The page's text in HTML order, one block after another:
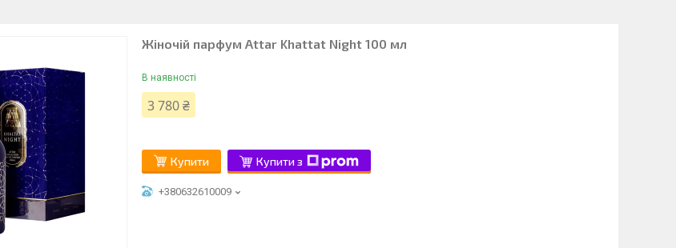
Жіночій парфум Attar Khattat Night 100 мл
В наявності
3 780 ₴
Купити Купити з
+380632610009